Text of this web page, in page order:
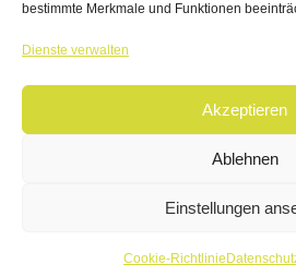
bestimmte Merkmale und Funktionen
Dienste verwalten
Akzeptieren
Ablehnen
Einstellungen
Cookie-Richtlinie
© 2026 |
DATENSCHUTZ